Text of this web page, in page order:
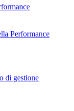
Performance
di gestione